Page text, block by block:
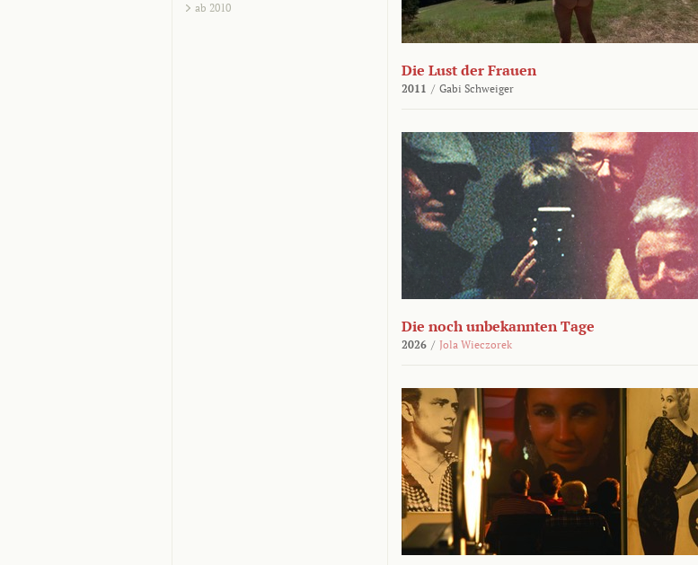
ab 2010
Die Lust der Frauen
2011 / Gabi Schweiger
Die noch unbekannten Tage
2026 / Jola Wieczorek